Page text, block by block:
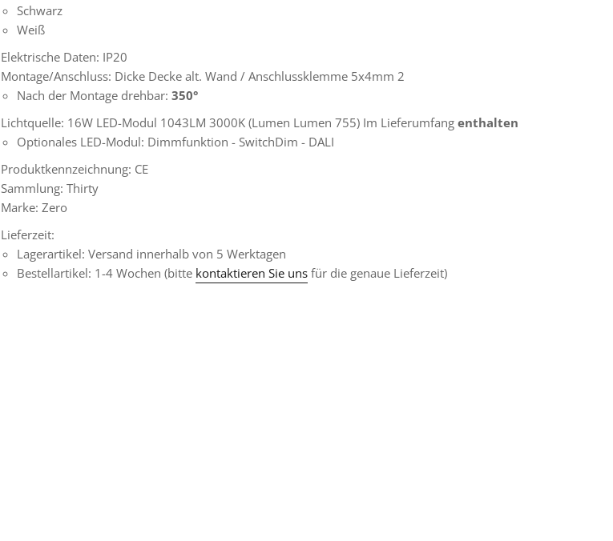
Schwarz
Weiß
Elektrische Daten: IP20
Montage/Anschluss: Dicke Decke alt. Wand / Anschlussklemme 5x4mm 2
Nach der Montage drehbar: 350°
Lichtquelle: 16W LED-Modul 1043LM 3000K (Lumen Lumen 755) Im Lieferumfang enthalten
Optionales LED-Modul: Dimmfunktion - SwitchDim - DALI
Produktkennzeichnung: CE
Sammlung: Thirty
Marke: Zero
Lieferzeit:
Lagerartikel: Versand innerhalb von 5 Werktagen
Bestellartikel: 1-4 Wochen (bitte kontaktieren Sie uns für die genaue Lieferzeit)